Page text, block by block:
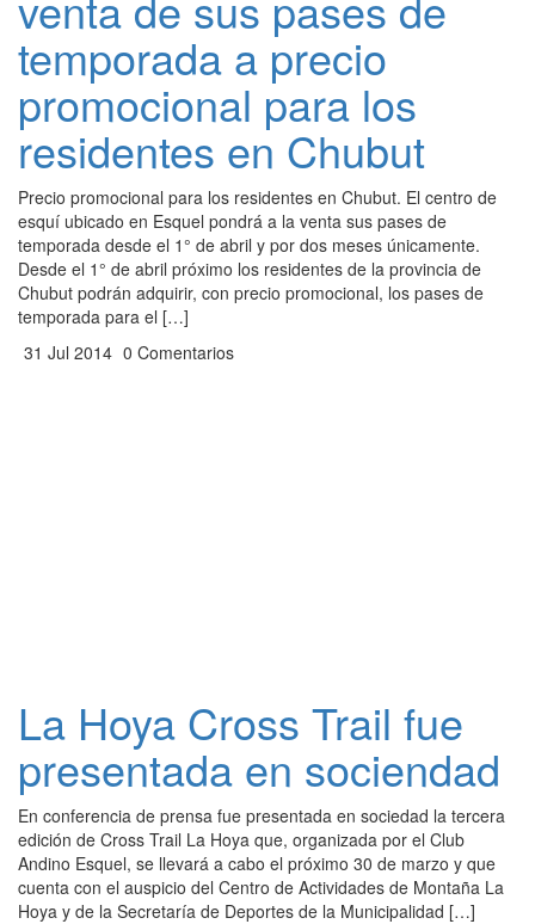
temporada a precio
promocional para los
residentes en Chubut
Precio promocional para los residentes en Chubut. El centro de
esquí ubicado en Esquel pondrá a la venta sus pases de
temporada desde el 1° de abril y por dos meses únicamente.
Desde el 1° de abril próximo los residentes de la provincia de
Chubut podrán adquirir, con precio promocional, los pases de
temporada para el […]
31 Jul 2014 0 Comentarios
La Hoya Cross Trail fue
presentada en sociendad
En conferencia de prensa fue presentada en sociedad la tercera
edición de Cross Trail La Hoya que, organizada por el Club
Andino Esquel, se llevará a cabo el próximo 30 de marzo y que
cuenta con el auspicio del Centro de Actividades de Montaña La
Hoya y de la Secretaría de Deportes de la Municipalidad […]